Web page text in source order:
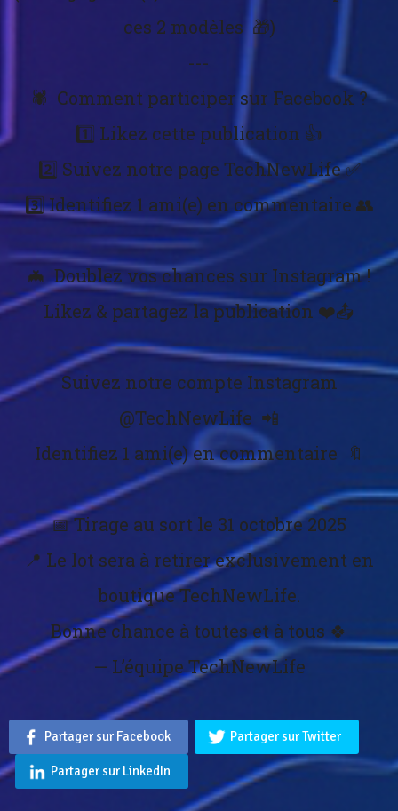
ces 2 modèles 🎁)
---
🕷️ Comment participer sur Facebook ?
1️⃣ Likez cette publication 👍
2️⃣ Suivez notre page TechNewLife ✅
3️⃣ Identifiez 1 ami(e) en commentaire 👥
🦇 Doublez vos chances sur Instagram !
Likez & partagez la publication ❤️📤
Suivez notre compte Instagram
@TechNewLife 📲
Identifiez 1 ami(e) en commentaire 🔖
📅 Tirage au sort le 31 octobre 2025
📍 Le lot sera à retirer exclusivement en
boutique TechNewLife.
Bonne chance à toutes et à tous 🍀
— L’équipe TechNewLife
Partager sur Facebook Partager sur Twitter
Partager sur LinkedIn